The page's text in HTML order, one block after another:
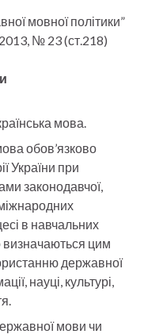
мовної політики”
№ 23 (ст.218)
мова.
обов’язково
України при
законодавчої,
в навчальних
визначаються цим
державної
науці, культурі,
мови чи